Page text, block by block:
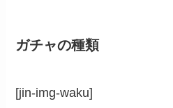
ガチャの種類
[jin-img-waku]